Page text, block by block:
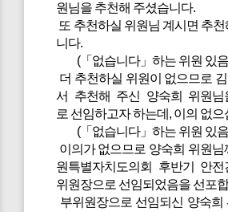
원님을 추천해 주셨습니다.
또 추천하실 위원님 계시면 추
니다.
(「없습니다」하는 위원 있
더 추천하실 위원이 없으므로
서 추천해 주신 양숙희 위원님
로 선임하고자 하는데, 이의 없으
(「없습니다」하는 위원 있
이의가 없으므로 양숙희 위원님
원특별자치도의회 후반기 안
위원장으로 선임되었음을 선포
부위원장으로 선임되신 양숙희